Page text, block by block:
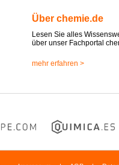
Über chemie.de
Lesen Sie alles
über unser Fachportal
mehr erfahren >